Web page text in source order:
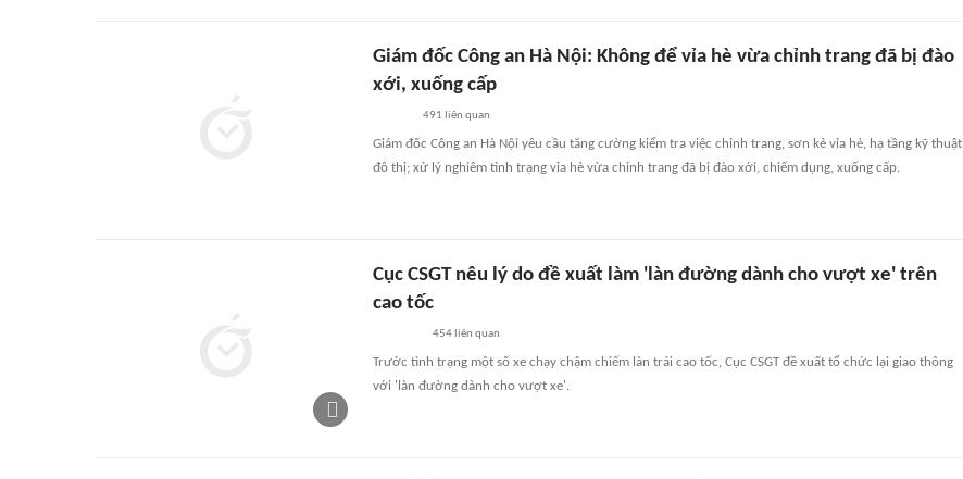
Giám đốc Công an Hà Nội: Không để vỉa hè vừa chỉnh trang đã bị đào
xới, xuống cấp
491 liên quan
Giám đốc Công an Hà Nội yêu cầu tăng cường kiểm tra việc chỉnh trang, sơn kẻ vỉa hè, hạ tầng kỹ thuật
đô thị; xử lý nghiêm tình trạng vỉa hè vừa chỉnh trang đã bị đào xới, chiếm dụng, xuống cấp.
Cục CSGT nêu lý do đề xuất làm 'làn đường dành cho vượt xe' trên
cao tốc
454liên quan
Trước tình trạng một số xe chạy chậm chiếm làn trái cao tốc, Cục CSGT đề xuất tổ chức lại giao thông
với 'làn đường dành cho vượt xe'.